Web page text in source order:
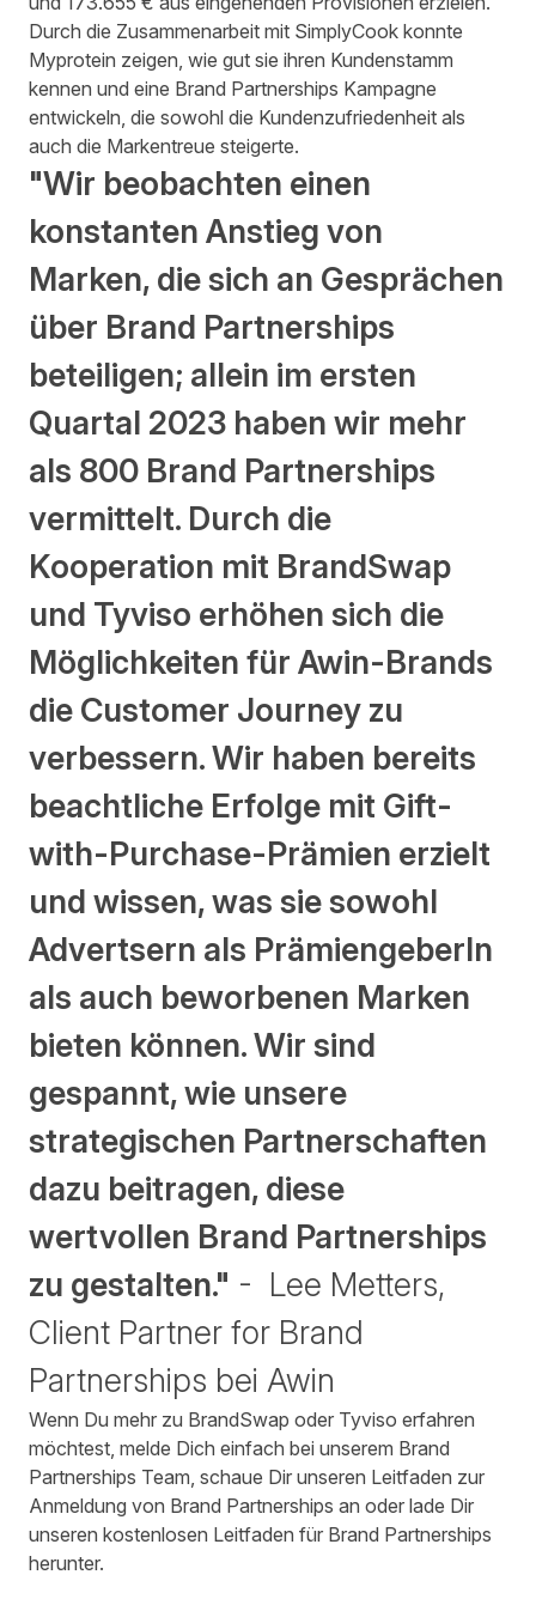
Durch die Zusammenarbeit mit SimplyCook konnte
Myprotein zeigen, wie gut sie ihren Kundenstamm
kennen und eine Brand Partnerships Kampagne
entwickeln, die sowohl die Kundenzufriedenheit als
auch die Markentreue steigerte.
"Wir beobachten einen
konstanten Anstieg von
Marken, die sich an Gesprächen
über Brand Partnerships
beteiligen; allein im ersten
Quartal 2023 haben wir mehr
als 800 Brand Partnerships
vermittelt. Durch die
Kooperation mit BrandSwap
und Tyviso erhöhen sich die
Möglichkeiten für Awin-Brands
die Customer Journey zu
verbessern. Wir haben bereits
beachtliche Erfolge mit Gift-
with-Purchase-Prämien erzielt
und wissen, was sie sowohl
Advertsern als PrämiengeberIn
als auch beworbenen Marken
bieten können. Wir sind
gespannt, wie unsere
strategischen Partnerschaften
dazu beitragen, diese
wertvollen Brand Partnerships
zu gestalten." - Lee Metters,
Client Partner for Brand
Partnerships bei Awin
Wenn Du mehr zu BrandSwap oder Tyviso erfahren
möchtest, melde Dich einfach bei unserem Brand
Partnerships Team , schaue Dir unseren Leitfaden zur
Anmeldung von Brand Partnerships an oder lade Dir
unseren kostenlosen Leitfaden für Brand Partnerships
herunter.